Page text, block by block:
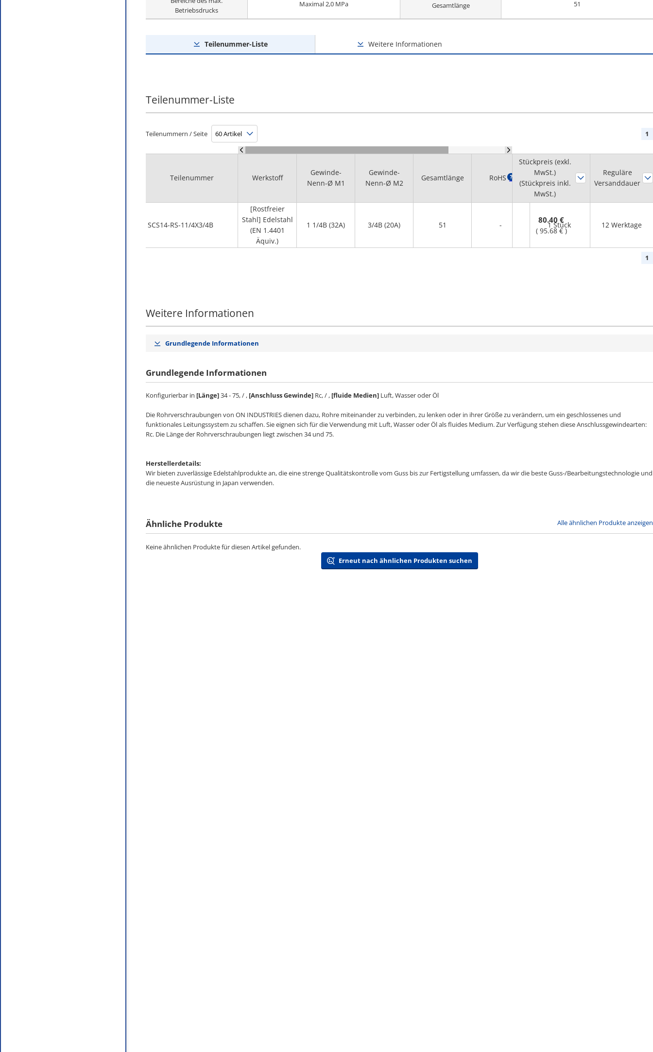
Betriebsdrucks
Maximal 2,0 MPa Gesamtlänge 51
Teilenummer-Liste Weitere Informationen
Teilenummer-Liste
Teilenummern / Seite 1
Teilenummer
SCS14-RS-11/4X3/4B
Werkstoff
Gewinde-
Nenn-Ø M1
Gewinde-
Nenn-Ø M2
Gesamtlänge RoHS ?
Mindestbestell
menge
[Rostfreier
Stahl] Edelstahl
(EN 1.4401
Äquiv.)
1 1/4B (32A) 3/4B (20A) 51 - 1 Stück
Stückpreis (exkl.
MwSt.)
(Stückpreis inkl.
MwSt.)
Reguläre
Versanddauer
80.40 €
( 95.68 € )
12 Werktage
1
Weitere Informationen
Grundlegende Informationen
Grundlegende Informationen
Konfigurierbar in [Länge]34 - 75, / , [Anschluss Gewinde] Rc, / , [fluide Medien] Luft, Wasser oder Öl
Die Rohrverschraubungen von ON INDUSTRIES dienen dazu, Rohre miteinander zu verbinden, zu lenken oder in ihrer Größe zu verändern, um ein geschlossenes und
funktionales Leitungssystem zu schaffen. Sie eignen sich für die Verwendung mit Luft, Wasser oder Öl als fluides Medium. Zur Verfügung stehen diese Anschlussgewindearten:
Rc. Die Länge der Rohrverschraubungen liegt zwischen 34 und 75.
Herstellerdetails:
Wir bieten zuverlässige Edelstahlprodukte an, die eine strenge Qualitätskontrolle vom Guss bis zur Fertigstellung umfassen, da wir die beste Guss-/Bearbeitungstechnologie und
die neueste Ausrüstung in Japan verwenden.
Ähnliche Produkte Alle ähnlichen Produkte anzeigen
Keine ähnlichen Produkte für diesen Artikel gefunden.
Erneut nach ähnlichen Produkten suchen